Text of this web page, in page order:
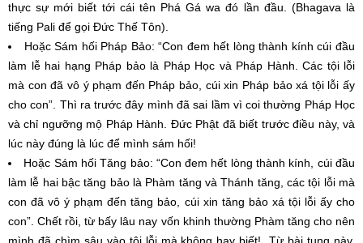
thực sự mới biết tới cái tên Phá Gá wa đó lần đầu. (Bhagava là
tiếng Pali để gọi Đức Thế Tôn).
Hoặc Sám hối Pháp Bảo: “Con đem hết lòng thành kính cúi đầu
làm lễ hai hạng Pháp bảo là Pháp Học và Pháp Hành. Các tội lỗi
mà con đã vô ý phạm đến Pháp bảo, cúi xin Pháp bảo xá tội lỗi ấy
cho con”. Thì ra trước đây mình đã sai lầm vì coi thường Pháp Học
và chỉ ngưỡng mộ Pháp Hành. Đức Phật đã biết trước điều này, và
lúc này đúng là lúc để mình sám hối!
Hoặc Sám hối Tăng bảo: “Con đem hết lòng thành kính, cúi đầu
làm lễ hai bậc tăng bảo là Phàm tăng và Thánh tăng, các tội lỗi mà
con đã vô ý phạm đến tăng bảo, cúi xin tăng bảo xá tội lỗi ấy cho
con”. Chết rồi, từ bấy lâu nay vốn khinh thường Phàm tăng cho nên